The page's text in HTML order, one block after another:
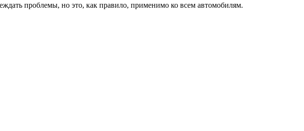
проблемы, но это, как правило, применимо ко всем автомобилям.